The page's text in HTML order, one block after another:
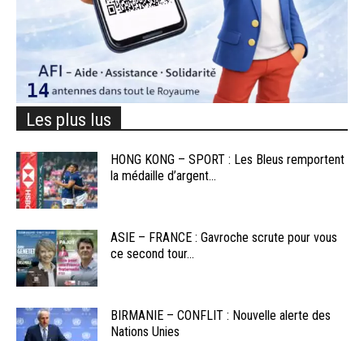
Les plus lus
HONG KONG – SPORT : Les Bleus remportent
la médaille d’argent...
ASIE – FRANCE : Gavroche scrute pour vous
ce second tour...
BIRMANIE – CONFLIT : Nouvelle alerte des
Nations Unies